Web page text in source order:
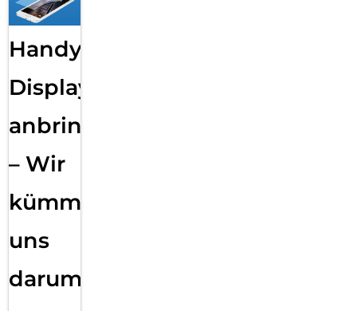
Handy
Displayfolie
anbringen
– Wir
kümmern
uns
darum!